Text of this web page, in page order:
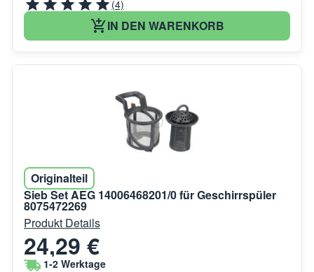
(4)
IN DEN WARENKORB
Originalteil
Sieb Set AEG 14006468201/0 für Geschirrspüler
8075472269
Produkt Details
24,29 €
1-2 Werktage